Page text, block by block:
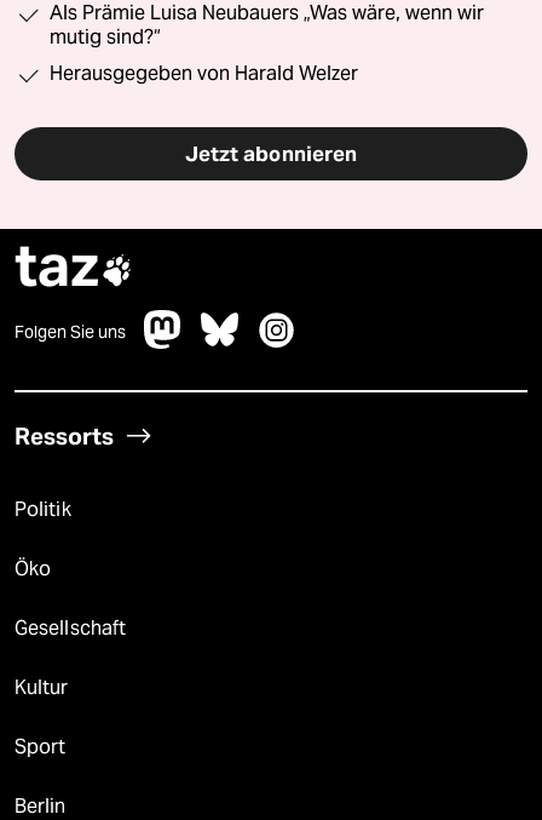
Als Prämie Luisa Neubauers „Was wäre, wenn wir
mutig sind?“
Herausgegeben von Harald Welzer
Jetzt abonnieren
taz
Folgen Sie uns
Ressorts
Politik
Öko
Gesellschaft
Kultur
Sport
Berlin